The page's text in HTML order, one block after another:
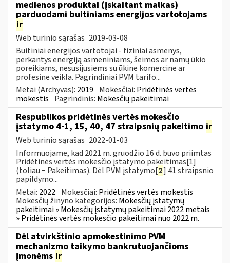
medienos produktai (įskaitant malkas)
parduodami buitiniams energijos vartotojams
ir
Web turinio sąrašas 2019-03-08
Buitiniai energijos vartotojai - fiziniai asmenys,
perkantys energiją asmeniniams, šeimos ar namų ūkio
poreikiams, nesusijusiems su ūkine komercine ar
profesine veikla. Pagrindiniai PVM tarifo...
Metai (Archyvas): 2019 Mokesčiai: Pridėtinės vertės
mokestis Pagrindinis: Mokesčių pakeitimai
Respublikos pridėtinės vertės mokesčio
įstatymo 4-1, 15, 40, 47 straipsnių pakeitimo ir
Web turinio sąrašas 2022-01-03
Informuojame, kad 2021 m. gruodžio 16 d. buvo priimtas
Pridėtinės vertės mokesčio įstatymo pakeitimas[1]
(toliau − Pakeitimas). Dėl PVM įstatymo[2] 41 straipsnio
papildymo...
Metai: 2022 Mokesčiai: Pridėtinės vertės mokestis
Mokesčių žinyno kategorijos: Mokesčių įstatymų
pakeitimai » Mokesčių įstatymų pakeitimai 2022 metais
» Pridėtinės vertės mokesčio pakeitimai nuo 2022 m.
Dėl atvirkštinio apmokestinimo PVM
mechanizmo taikymo bankrutuojančioms
įmonėms ir